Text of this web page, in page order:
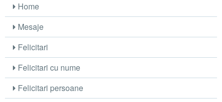
Home
Mesaje
Felicitari
Felicitari cu nume
Felicitari persoane